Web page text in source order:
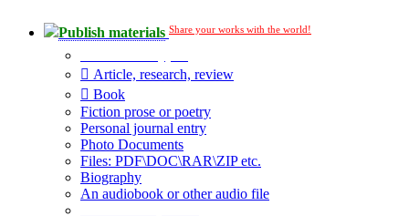
Publish materials Share your works with the world!
Article, research, review
Book
Fiction prose or poetry
Personal journal entry
Photo Documents
Files: PDF\DOC\RAR\ZIP etc.
Biography
An audiobook or other audio file